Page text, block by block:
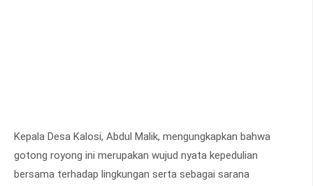
Kepala Desa Kalosi, Abdul Malik, mengungkapkan bahwa
gotong royong ini merupakan wujud nyata kepedulian
bersama terhadap lingkungan serta sebagai sarana